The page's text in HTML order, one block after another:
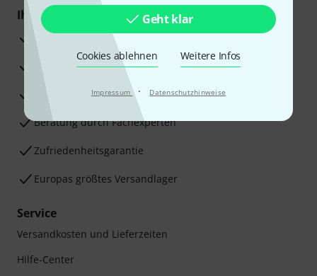
Geht klar
Cookies ablehnen Weitere Infos
Impressum · Datenschutzhinweise
Ihre Vorteile
3 Jahre Thomann Garantie
30 Tage Money-Back-Garantie
Reparaturservice
Beratung durch Fachexperten
Zufriedenheitsgarantie
Europas größtes Versandlager
Service
Versandkosten und Lieferzeiten
Hilfe-Center